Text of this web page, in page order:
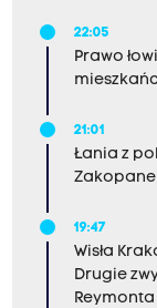
22:05
Prawo
21:01
Łania z
19:47
Wisła
Drugie
Reymonta